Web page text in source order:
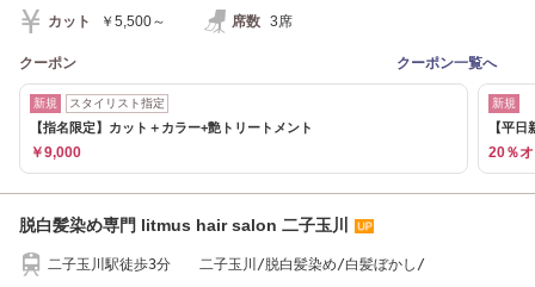
カット ￥5,500～ 席数 3席
クーポン クーポン一覧へ
新規 スタイリスト指定
【指名限定】カット＋カラー+艶トリートメント
￥9,000
新規
【平
20％
脱白髪染め専門 litmus hair salon 二子玉川
二子玉川駅徒歩3分 二子玉川/脱白髪染め/白髪ぼかし/